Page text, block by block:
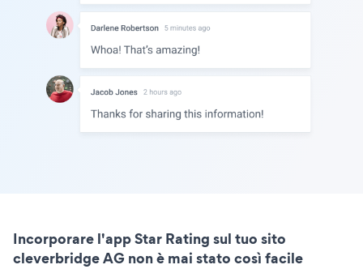
Incorporare l'app Star Rating sul tuo sito
cleverbridge AG non è mai stato così facile